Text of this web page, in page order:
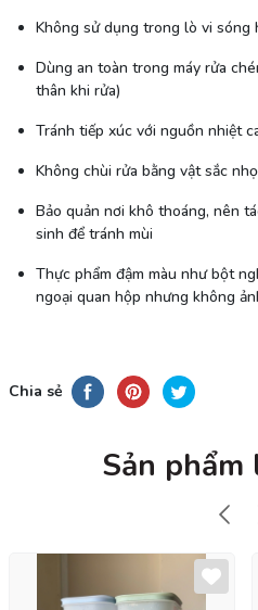
Không sử dụng trong lò vi sóng
Dùng an toàn trong máy rửa
thân khi rửa)
Tránh tiếp xúc với nguồn nhiệt
Không chùi rửa bằng vật sắc
Bảo quản nơi khô thoáng, nên
sinh để tránh mùi
Thực phẩm đậm màu như bột
ngoại quan hộp nhưng không
Chia sẻ
Sản phẩm